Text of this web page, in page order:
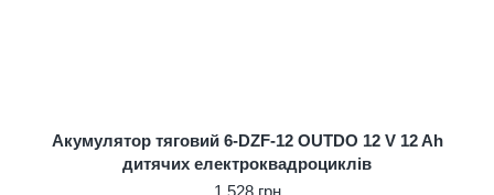
Акумулятор тяговий 6‑DZF‑12 OUTDO 12 V 12 Ah
дитячих електроквадроциклів
1 528 грн